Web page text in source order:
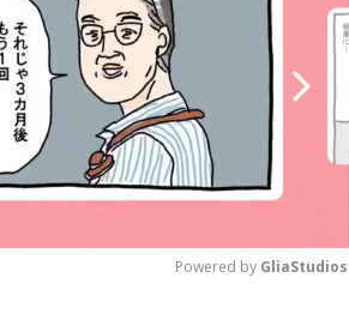
Powered by GliaStudios